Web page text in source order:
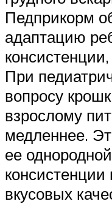
Педприкорм
адаптацию
При
вопросу
взрослому
медленнее.
ее
вкусовых